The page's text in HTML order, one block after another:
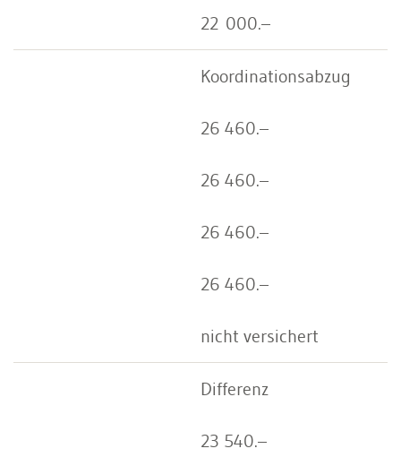
22 000.–
Koordinationsabzug
26 460.–
26 460.–
26 460.–
26 460.–
nicht versichert
Differenz
23 540.–